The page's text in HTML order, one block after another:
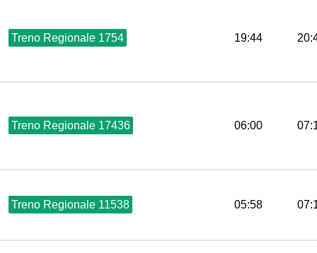
Treno Regionale 1754 19:44
Treno Regionale 17436 06:00
Treno Regionale 11538 05:58